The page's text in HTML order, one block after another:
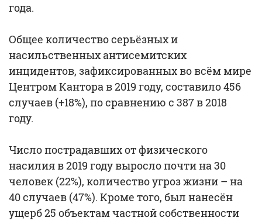
года.
Общее количество серьёзных и
насильственных антисемитских
инцидентов, зафиксированных во всём мире
Центром Кантора в 2019 году, составило 456
случаев (+18%), по сравнению с 387 в 2018
году.
Число пострадавших от физического
насилия в 2019 году выросло почти на 30
человек (22%), количество угроз жизни – на
40 случаев (47%). Кроме того, был нанесён
ущерб 25 объектам частной собственности